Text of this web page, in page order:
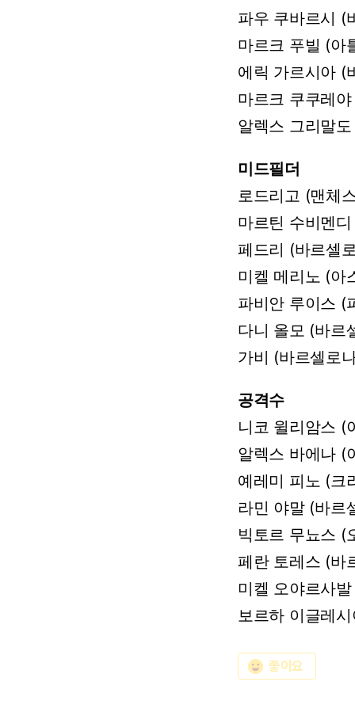
파우 쿠바르시 (
마르크 푸빌 (아
에릭 가르시아 (
마르크 쿠쿠레야
알렉스 그리말도
미드필더
로드리고 (맨체
마르틴 수비멘디
페드리 (바르셀
미켈 메리노 (아
파비안 루이스 (
다니 올모 (바르
가비 (바르셀로
공격수
니코 윌리암스 (
알렉스 바에나 (
예레미 피노 (크
라민 야말(바르
빅토르 무뇨스 (
페란 토레스 (바
미켈 오야르사발
보르하 이글레
emoji_emotions 좋아요